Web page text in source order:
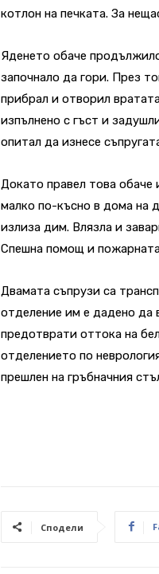
котлон на печката. За
Яденето обаче
започнало да гори. През
прибрал и отворил
изпълнено с гъст и
опитал да изнесе
Докато правел това
малко по-късно в дома на
излиза дим. Влязла и
Спешна помощ и
Двамата съпрузи са
отделение им е дадено да
предотврати оттока на
отделението по
прешлен на гръбначния
Сподели